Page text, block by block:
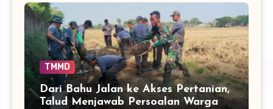
TMMD
Dari Bahu Jalan ke Akses Pertanian,
Talud Menjawab Persoalan Warga